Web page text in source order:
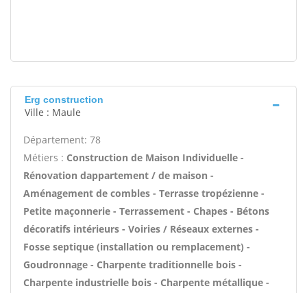
Erg construction
Ville : Maule
Département: 78
Métiers : Construction de Maison Individuelle -
Rénovation dappartement / de maison -
Aménagement de combles - Terrasse tropézienne -
Petite maçonnerie - Terrassement - Chapes - Bétons
décoratifs intérieurs - Voiries / Réseaux externes -
Fosse septique (installation ou remplacement) -
Goudronnage - Charpente traditionnelle bois -
Charpente industrielle bois - Charpente métallique -